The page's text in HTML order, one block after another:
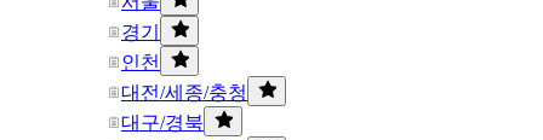
경기
인천
대전/세종/충청
대구/경북